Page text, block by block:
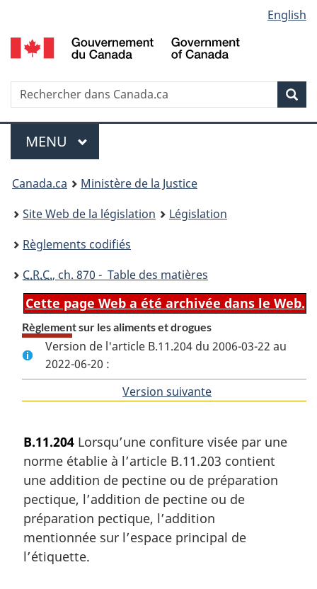
au
contenu
propos
de
la
HTML
simplifiée
selection
English
Recherche
Menu
MENU PRINCIPAL
You
are
here:
Canada.ca
Ministère de la Justice
Site Web de la législation
Législation
Règlements codifiés
C.R.C., ch. 870 - Table des matières
Cette page Web a été archivée dans le Web.
Règlement sur les aliments et drogues
Version de l'article B.11.204 du 2006-03-22 au
2022-06-20 :
Version suivante
B.11.204 Lorsqu’une confiture visée par une
norme établie à l’article B.11.203 contient
une addition de pectine ou de préparation
pectique, l’addition de pectine ou de
préparation pectique, l’addition
mentionnée sur l’espace principal de
l’étiquette.